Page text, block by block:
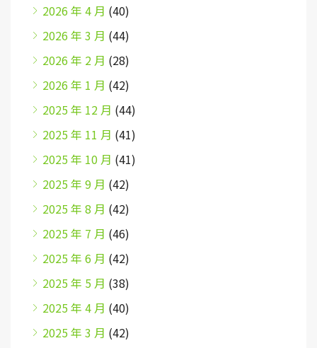
2026 年 4 月 (40)
2026 年 3 月 (44)
2026 年 2 月 (28)
2026 年 1 月 (42)
2025 年 12 月 (44)
2025 年 11 月 (41)
2025 年 10 月 (41)
2025 年 9 月 (42)
2025 年 8 月 (42)
2025 年 7 月 (46)
2025 年 6 月 (42)
2025 年 5 月 (38)
2025 年 4 月 (40)
2025 年 3 月 (42)